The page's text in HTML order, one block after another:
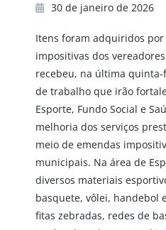
30 de janeiro de 2026
Itens foram adquiridos
impositivas dos
recebeu, na última quinta-
de trabalho que irão
Esporte, Fundo Social e
melhoria dos serviços
meio de emendas
municipais. Na área de
diversos materiais
basquete, vôlei, handebol
fitas zebradas, redes de